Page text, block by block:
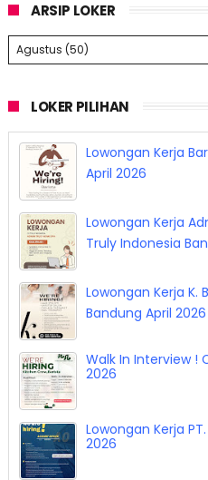
ARSIP LOKER
LOKER PILIHAN
Job Fair Career
2026
Lowongan Kerja
April 2026
Lowongan Kerja
Truly Indonesia
Lowongan Kerja
Bandung April 2026
Walk In Interview !
2026